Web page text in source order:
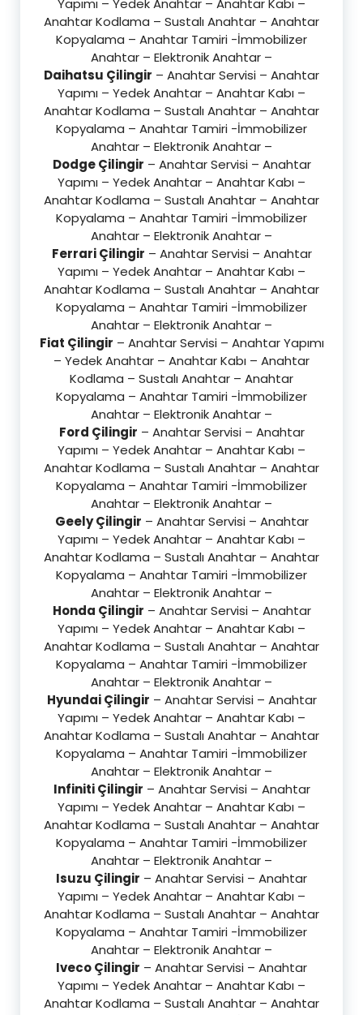
Yapımı – Yedek Anahtar – Anahtar Kabı –
Anahtar Kodlama – Sustalı Anahtar – Anahtar
Kopyalama – Anahtar Tamiri -İmmobilizer
Anahtar – Elektronik Anahtar –
Daihatsu Çilingir – Anahtar Servisi – Anahtar
Yapımı – Yedek Anahtar – Anahtar Kabı –
Anahtar Kodlama – Sustalı Anahtar – Anahtar
Kopyalama – Anahtar Tamiri -İmmobilizer
Anahtar – Elektronik Anahtar –
Dodge Çilingir – Anahtar Servisi – Anahtar
Yapımı – Yedek Anahtar – Anahtar Kabı –
Anahtar Kodlama – Sustalı Anahtar – Anahtar
Kopyalama – Anahtar Tamiri -İmmobilizer
Anahtar – Elektronik Anahtar –
Ferrari Çilingir – Anahtar Servisi – Anahtar
Yapımı – Yedek Anahtar – Anahtar Kabı –
Anahtar Kodlama – Sustalı Anahtar – Anahtar
Kopyalama – Anahtar Tamiri -İmmobilizer
Anahtar – Elektronik Anahtar –
Fiat Çilingir – Anahtar Servisi – Anahtar Yapımı
– Yedek Anahtar – Anahtar Kabı – Anahtar
Kodlama – Sustalı Anahtar – Anahtar
Kopyalama – Anahtar Tamiri -İmmobilizer
Anahtar – Elektronik Anahtar –
Ford Çilingir – Anahtar Servisi – Anahtar
Yapımı – Yedek Anahtar – Anahtar Kabı –
Anahtar Kodlama – Sustalı Anahtar – Anahtar
Kopyalama – Anahtar Tamiri -İmmobilizer
Anahtar – Elektronik Anahtar –
Geely Çilingir – Anahtar Servisi – Anahtar
Yapımı – Yedek Anahtar – Anahtar Kabı –
Anahtar Kodlama – Sustalı Anahtar – Anahtar
Kopyalama – Anahtar Tamiri -İmmobilizer
Anahtar – Elektronik Anahtar –
Honda Çilingir – Anahtar Servisi – Anahtar
Yapımı – Yedek Anahtar – Anahtar Kabı –
Anahtar Kodlama – Sustalı Anahtar – Anahtar
Kopyalama – Anahtar Tamiri -İmmobilizer
Anahtar – Elektronik Anahtar –
Hyundai Çilingir – Anahtar Servisi – Anahtar
Yapımı – Yedek Anahtar – Anahtar Kabı –
Anahtar Kodlama – Sustalı Anahtar – Anahtar
Kopyalama – Anahtar Tamiri -İmmobilizer
Anahtar – Elektronik Anahtar –
Infiniti Çilingir – Anahtar Servisi – Anahtar
Yapımı – Yedek Anahtar – Anahtar Kabı –
Anahtar Kodlama – Sustalı Anahtar – Anahtar
Kopyalama – Anahtar Tamiri -İmmobilizer
Anahtar – Elektronik Anahtar –
Isuzu Çilingir – Anahtar Servisi – Anahtar
Yapımı – Yedek Anahtar – Anahtar Kabı –
Anahtar Kodlama – Sustalı Anahtar – Anahtar
Kopyalama – Anahtar Tamiri -İmmobilizer
Anahtar – Elektronik Anahtar –
Iveco Çilingir – Anahtar Servisi – Anahtar
Yapımı – Yedek Anahtar – Anahtar Kabı –
Anahtar Kodlama – Sustalı Anahtar – Anahtar